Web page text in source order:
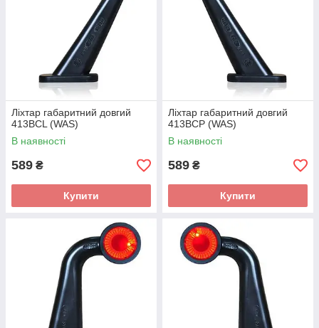
Ліхтар габаритний довгий
413BCL (WAS)
В наявності
589 ₴
Купити
Ліхтар габаритний довгий
413BCP (WAS)
В наявності
589 ₴
Купити